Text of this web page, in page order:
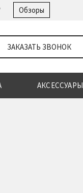
Обзоры
ЗАКАЗАТЬ ЗВОНОК
АКСЕССУАРЫ